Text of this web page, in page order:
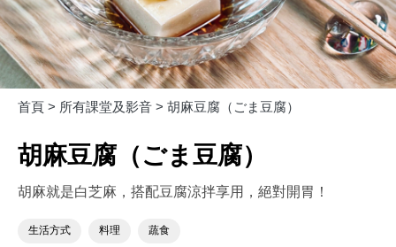
首頁 > 所有課堂及影音 > 胡麻豆腐（ごま豆腐）
胡麻豆腐（ごま豆腐）
胡麻就是白芝麻，搭配豆腐涼拌享用，絕對開胃！
生活方式 料理 蔬食